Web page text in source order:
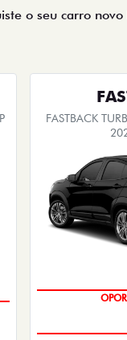
o seu carro
FASTBACK